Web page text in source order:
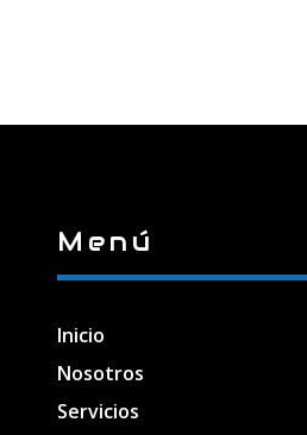
Menú
Inicio
Nosotros
Servicios